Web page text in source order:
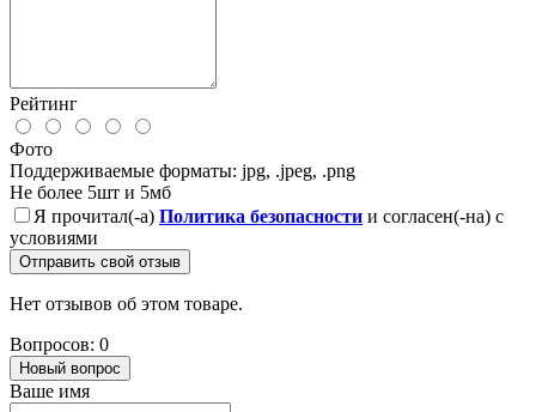
Рейтинг
Фото
Поддерживаемые форматы: jpg, .jpeg, .png
Не более 5шт и 5мб
Я прочитал(-а) Политика безопасности и согласен(-на) с
условиями
Отправить свой отзыв
Нет отзывов об этом товаре.
Вопросов: 0
Новый вопрос
Ваше имя